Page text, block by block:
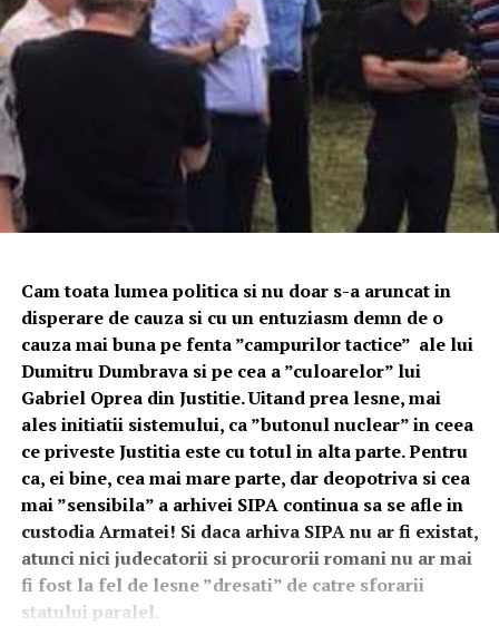
Cam toata lumea politica si nu doar s-a aruncat in
disperare de cauza si cu un entuziasm demn de o
cauza mai buna pe fenta ”campurilor tactice” ale lui
Dumitru Dumbrava si pe cea a ”culoarelor” lui
Gabriel Oprea din Justitie. Uitand prea lesne, mai
ales initiatii sistemului, ca ”butonul nuclear” in ceea
ce priveste Justitia este cu totul in alta parte. Pentru
ca, ei bine, cea mai mare parte, dar deopotriva si cea
mai ”sensibila” a arhivei SIPA continua sa se afle in
custodia Armatei! Si daca arhiva SIPA nu ar fi existat,
atunci nici judecatorii si procurorii romani nu ar mai
fi fost la fel de lesne ”dresati” de catre sforarii
statului paralel.